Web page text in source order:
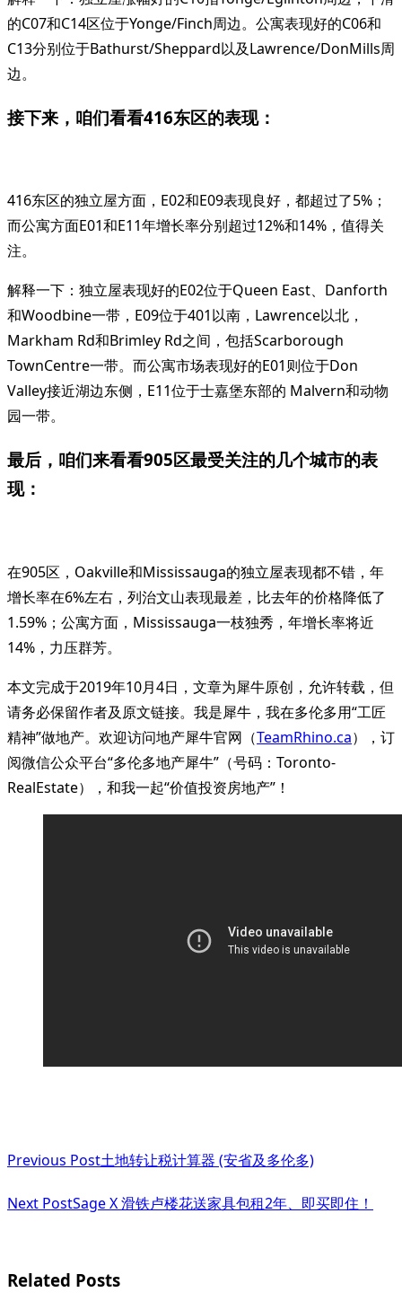
的C07和C14区位于Yonge/Finch周边。公寓表现好的C06和
C13分别位于Bathurst/Sheppard以及Lawrence/DonMills周
边。
接下来，咱们看看416东区的表现：
416东区的独立屋方面，E02和E09表现良好，都超过了5%；
而公寓方面E01和E11年增长率分别超过12%和14%，值得关
注。
解释一下：独立屋表现好的E02位于Queen East、Danforth
和Woodbine一带，E09位于401以南，Lawrence以北，
Markham Rd和Brimley Rd之间，包括Scarborough
TownCentre一带。而公寓市场表现好的E01则位于Don
Valley接近湖边东侧，E11位于士嘉堡东部的 Malvern和动物
园一带。
最后，咱们来看看905区最受关注的几个城市的表
现：
在905区，Oakville和Mississauga的独立屋表现都不错，年
增长率在6%左右，列治文山表现最差，比去年的价格降低了
1.59%；公寓方面，Mississauga一枝独秀，年增长率将近
14%，力压群芳。
本文完成于2019年10月4日，文章为犀牛原创，允许转载，但
请务必保留作者及原文链接。我是犀牛，我在多伦多用“工匠
精神”做地产。欢迎访问地产犀牛官网（TeamRhino.ca），订
阅微信公众平台“多伦多地产犀牛”（号码：Toronto-
RealEstate），和我一起“价值投资房地产”！
class="nav-
subtitle
reader-
Previous Post土地转让税计算器 (安省及多伦多)
Next PostSage X 滑铁卢楼花送家具包租2年、即买即住！
Related Posts